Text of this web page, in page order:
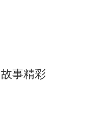
事精彩